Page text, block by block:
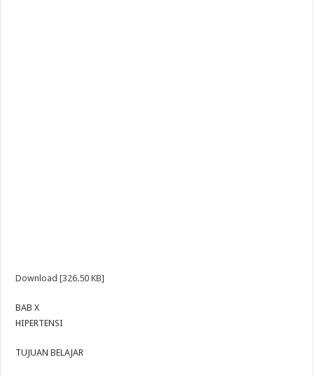
Download [326.50 KB]
BAB X
HIPERTENSI
TUJUAN BELAJAR